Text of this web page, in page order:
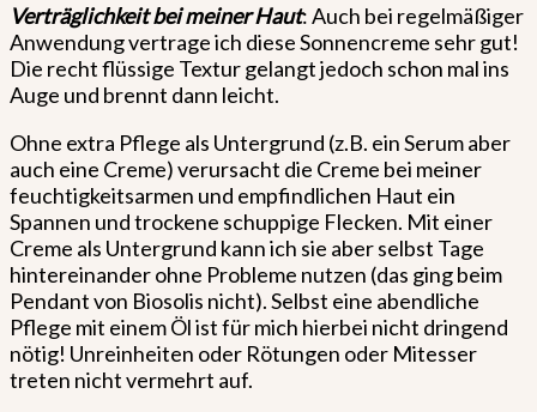
Verträglichkeit bei meiner Haut: Auch bei regelmäßiger
Anwendung vertrage ich diese Sonnencreme sehr gut!
Die recht flüssige Textur gelangt jedoch schon mal ins
Auge und brennt dann leicht.
Ohne extra Pflege als Untergrund (z.B. ein Serum aber
auch eine Creme) verursacht die Creme bei meiner
feuchtigkeitsarmen und empfindlichen Haut ein
Spannen und trockene schuppige Flecken. Mit einer
Creme als Untergrund kann ich sie aber selbst Tage
hintereinander ohne Probleme nutzen (das ging beim
Pendant von Biosolis nicht). Selbst eine abendliche
Pflege mit einem Öl ist für mich hierbei nicht dringend
nötig! Unreinheiten oder Rötungen oder Mitesser
treten nicht vermehrt auf.